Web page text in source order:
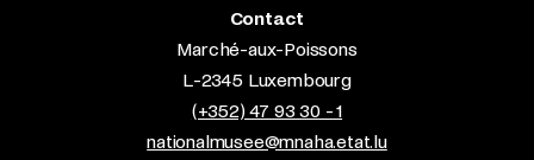
Contact
Marché-aux-Poissons
L-2345 Luxembourg
(+352) 47 93 30 - 1
nationalmusee@mnaha.etat.lu